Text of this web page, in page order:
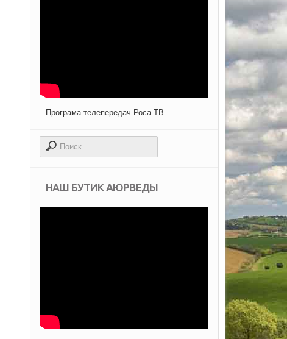
Програма телепередач Роса ТВ
НАШ БУТИК АЮРВЕДЫ